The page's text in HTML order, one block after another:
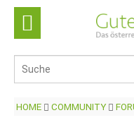
HOME COMMUNITY